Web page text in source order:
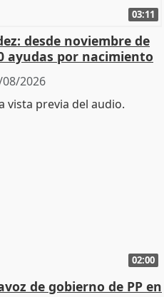
03:11
desde noviembre de
ayudas por nacimiento
2026
02:00
de gobierno de PP en